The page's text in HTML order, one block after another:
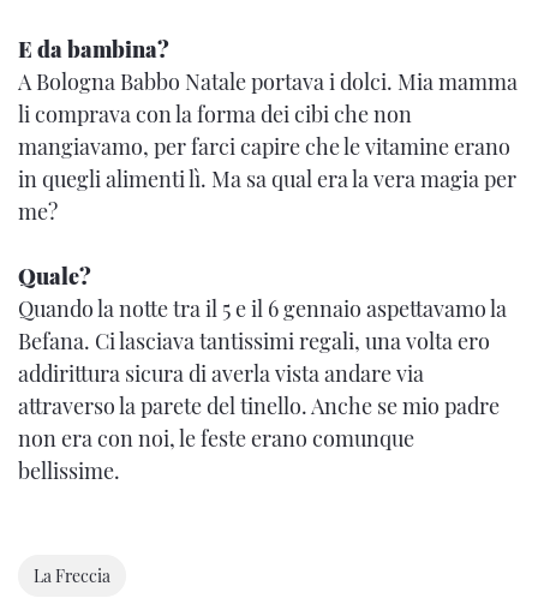
E da bambina?
A Bologna Babbo Natale portava i dolci. Mia mamma
li comprava con la forma dei cibi che non
mangiavamo, per farci capire che le vitamine erano
in quegli alimenti lì. Ma sa qual era la vera magia per
me?
Quale?
Quando la notte tra il 5 e il 6 gennaio aspettavamo la
Befana. Ci lasciava tantissimi regali, una volta ero
addirittura sicura di averla vista andare via
attraverso la parete del tinello. Anche se mio padre
non era con noi, le feste erano comunque
bellissime.
La Freccia